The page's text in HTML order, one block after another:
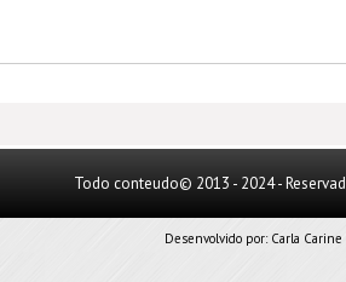
Todo conteudo© 2013 - 2024 -
Desenvolvido por: Carla Carine